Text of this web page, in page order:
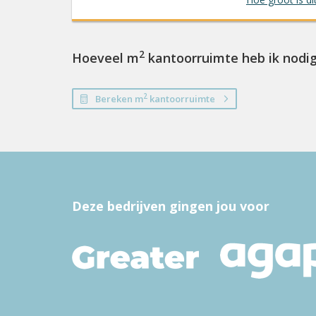
Hoeveel m2 kantoorruimte heb ik
Bereken m2 kantoorruimte
Deze bedrijven gingen jou voor